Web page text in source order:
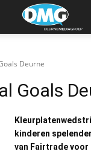
Deurne
Goals
kinderen
van Fairtrade voor